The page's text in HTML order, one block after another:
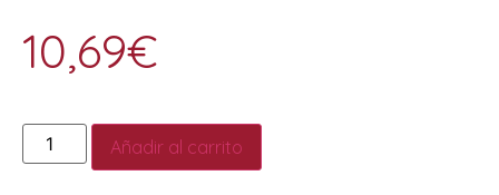
10,69€
Añadir al carrito